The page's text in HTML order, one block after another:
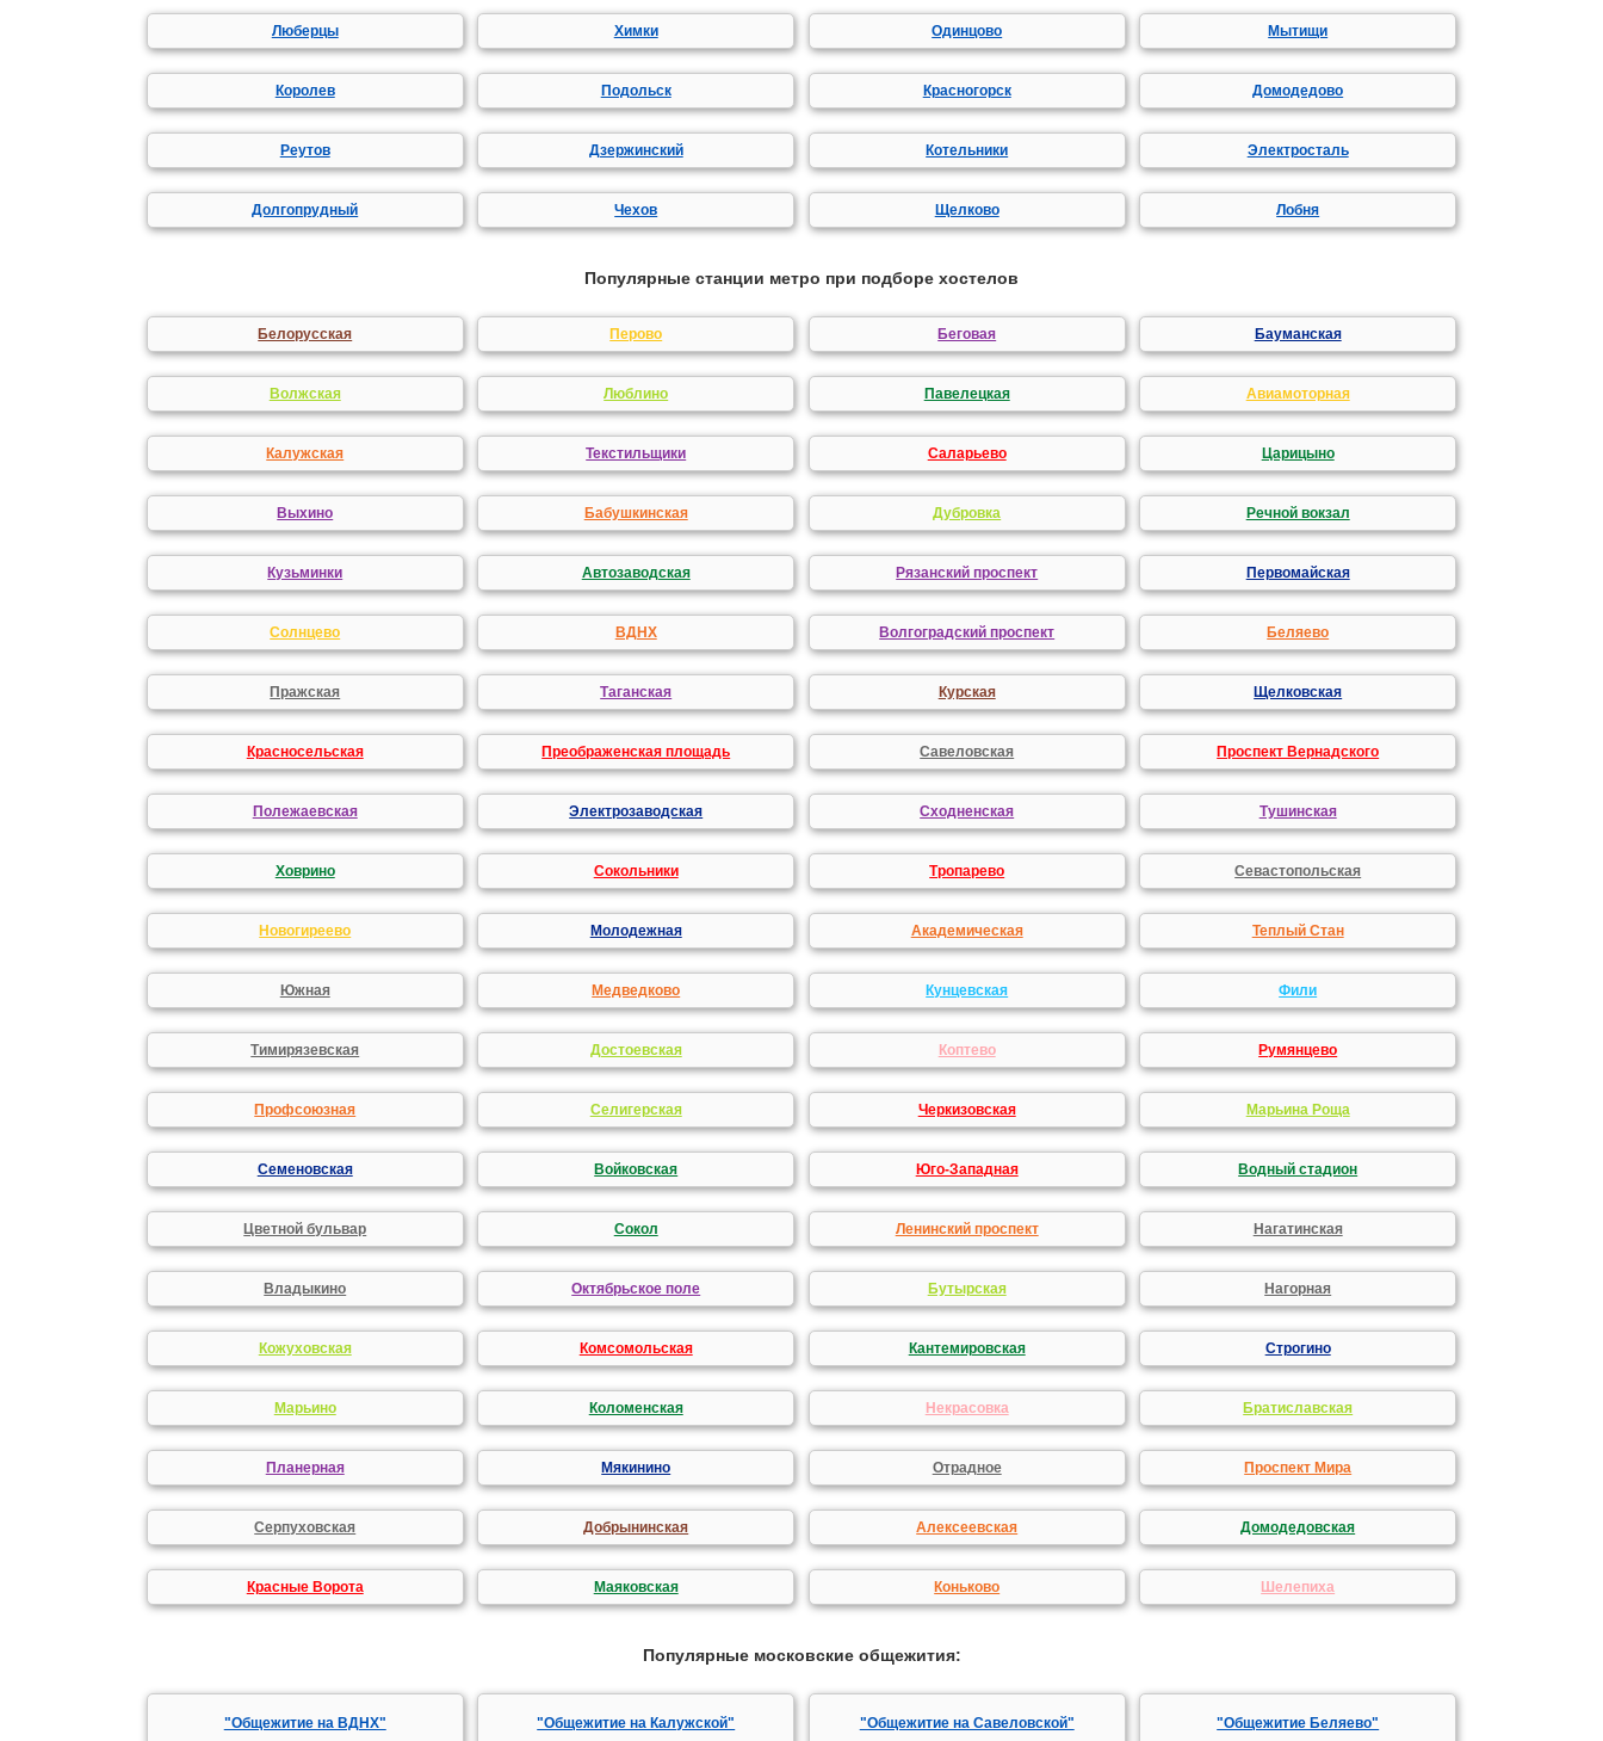
Люберцы Химки Одинцово Мытищи
Королев Подольск Красногорск Домодедово
Реутов Дзержинский Котельники Электросталь
Долгопрудный Чехов Щелково Лобня
Популярные станции метро при подборе хостелов
Белорусская Перово Беговая Бауманская
Волжская Люблино Павелецкая Авиамоторная
Калужская Текстильщики Саларьево Царицыно
Выхино Бабушкинская Дубровка Речной вокзал
Кузьминки Автозаводская Рязанский проспект Первомайская
Солнцево ВДНХ Волгоградский проспект Беляево
Пражская Таганская Курская Щелковская
Красносельская Преображенская площадь Савеловская Проспект Вернадского
Полежаевская Электрозаводская Сходненская Тушинская
Ховрино Сокольники Тропарево Севастопольская
Новогиреево Молодежная Академическая Теплый Стан
Южная Медведково Кунцевская Фили
Тимирязевская Достоевская Коптево Румянцево
Профсоюзная Селигерская Черкизовская Марьина Роща
Семеновская Войковская Юго-Западная Водный стадион
Цветной бульвар Сокол Ленинский проспект Нагатинская
Владыкино Октябрьское поле Бутырская Нагорная
Кожуховская Комсомольская Кантемировская Строгино
Марьино Коломенская Некрасовка Братиславская
Планерная Мякинино Отрадное Проспект Мира
Серпуховская Добрынинская Алексеевская Домодедовская
Красные Ворота Маяковская Коньково Шелепиха
Популярные московские общежития:
"Общежитие на ВДНХ" "Общежитие на Калужской" "Общежитие на Савеловской" "Общежитие Беляево"